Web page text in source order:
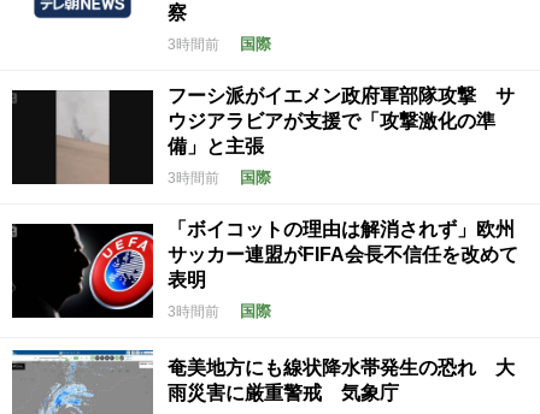
察
3時間前 国際
フーシ派がイエメン政府軍部隊攻撃 サ
ウジアラビアが支援で「攻撃激化の準
備」と主張
3時間前 国際
「ボイコットの理由は解消されず」欧州
サッカー連盟がFIFA会長不信任を改めて
表明
3時間前 国際
奄美地方にも線状降水帯発生の恐れ 大
雨災害に厳重警戒 気象庁